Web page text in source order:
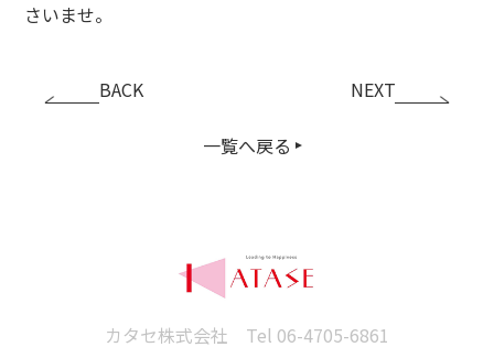
さいませ。
BACK
一覧へ戻る
NEXT
カタセ株式会社 Tel 06-4705-6861